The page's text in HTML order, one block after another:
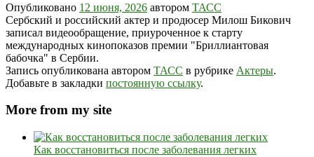
Опубликовано 12 июня, 2026 автором ТАСС
Сербский и российский актер и продюсер Милош Бикович
записал видеообращение, приуроченное к старту
международных кинопоказов премии "Бриллиантовая
бабочка" в Сербии.
Запись опубликована автором ТАСС в рубрике Актеры.
Добавьте в закладки постоянную ссылку.
More from my site
Как восстановиться после заболевания легких